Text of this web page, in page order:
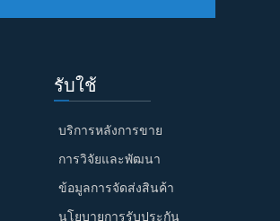
รับใช้
บริการหลังการขาย
การวิจัยและพัฒนา
ข้อมูลการจัดส่งสินค้า
นโยบายการรับประกัน